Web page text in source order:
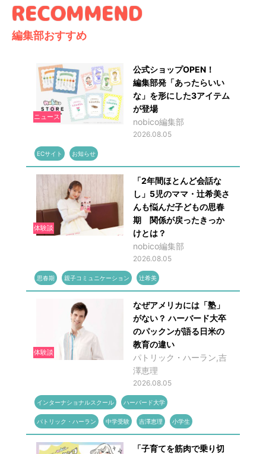
編集部おすすめ
ニュース
公式ショップOPEN！
編集部発「あったらいい
な」を形にした3アイテム
が登場
nobico編集部
2026.08.05
ECサイト お知らせ
体験談
「2年間ほとんど会話な
し」5児のママ・辻希美さ
んも悩んだ子どもの思春
期 関係が戻ったきっか
けとは？
nobico編集部
2026.08.05
思春期 親子コミュニケーション 辻希美
体験談
なぜアメリカには「塾」
がない？ ハーバード大卒
のパックンが語る日米の
教育の違い
パトリック・ハーラン,吉
澤恵理
2026.08.05
インターナショナルスクール ハーバード大学
パトリック・ハーラン 中学受験 吉澤恵理 小学生
「子育てを筋肉で乗り切